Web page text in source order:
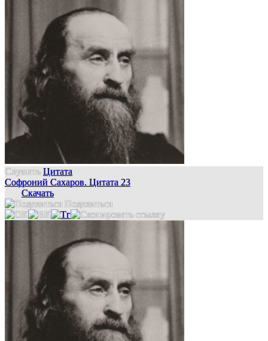
Слушать Цитата
Софроний Сахаров. Цитата 23
Скачать
Поделиться